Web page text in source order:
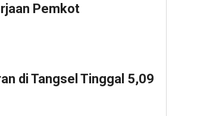
Pemkot
di Tangsel Tinggal 5,09